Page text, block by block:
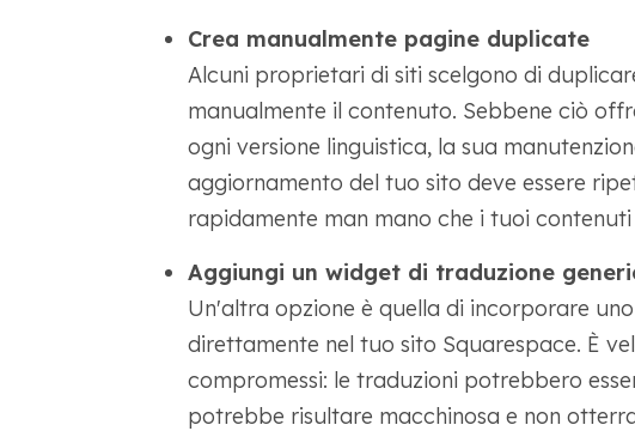
Crea manualmente pagine duplicate
Alcuni proprietari di siti scelgono di
manualmente il contenuto. Sebbene ciò
ogni versione linguistica, la sua
aggiornamento del tuo sito deve essere
rapidamente man mano che i tuoi contenuti
Aggiungi un widget di traduzione
Un'altra opzione è quella di incorporare
direttamente nel tuo sito Squarespace. È
compromessi: le traduzioni potrebbero
potrebbe risultare macchinosa e non